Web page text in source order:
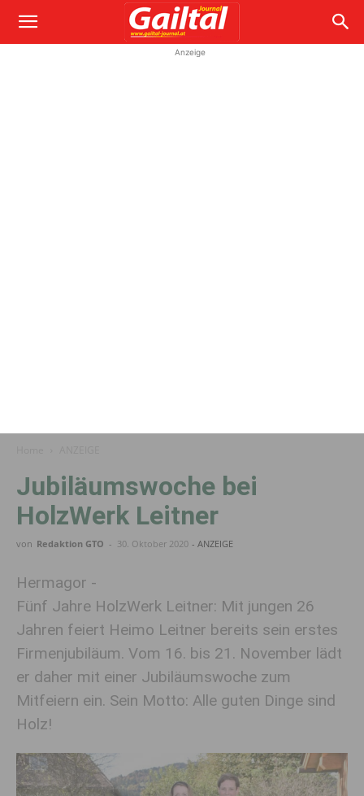
Anzeige
Jubiläumswoche bei
HolzWerk Leitner
von Redaktion GTO - 30. Oktober 2020 - ANZEIGE
Hermagor -
Fünf Jahre HolzWerk Leitner: Mit jungen 26
Jahren feiert Heimo Leitner bereits sein erstes
Firmenjubiläum. Vom 16. bis 21. November lädt
er daher mit einer Jubiläumswoche zum
Mitfeiern ein. Sein Motto: Alle guten Dinge sind
Holz!